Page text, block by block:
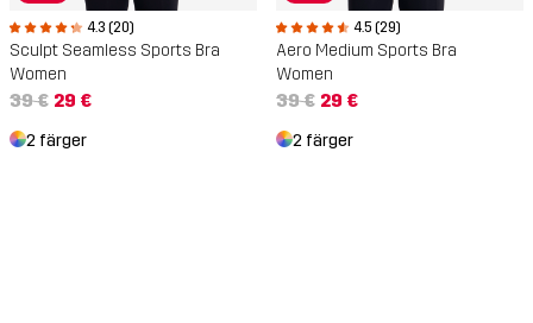
4.3 (20)
Sculpt Seamless Sports Bra
Women
39 € 29 €
2 färger
4.5 (29)
Aero Medium Sports Bra
Women
39 € 29 €
2 färger